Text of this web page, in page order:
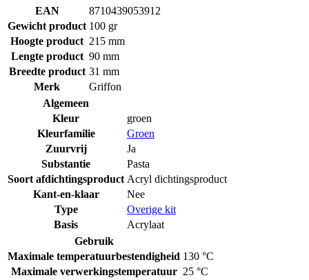
EAN
8710439053912
Gewicht product 100 gr
Hoogte product 215 mm
Lengte product 90 mm
Breedte product 31 mm
Merk
Griffon
Algemeen
Kleur
groen
Kleurfamilie
Groen
Zuurvrij
Ja
Substantie
Pasta
Soort afdichtingsproduct Acryl dichtingsproduct
Kant-en-klaar
Nee
Type
Overige kit
Basis
Acrylaat
Gebruik
Maximale temperatuurbestendigheid 130 °C
Maximale verwerkingstemperatuur 25 °C